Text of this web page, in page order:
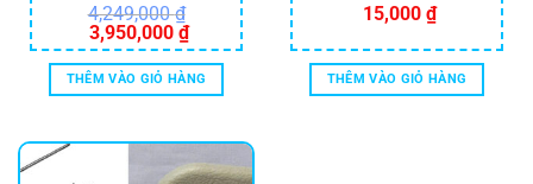
4,249,000₫
Giá
gốc
là:
4,249,000 ₫.
3,950,000 ₫Giá
hiện
tại
là:
3,950,000 ₫.
THÊM VÀO GIỎ HÀNG
15,000 ₫
THÊM VÀO GIỎ HÀNG